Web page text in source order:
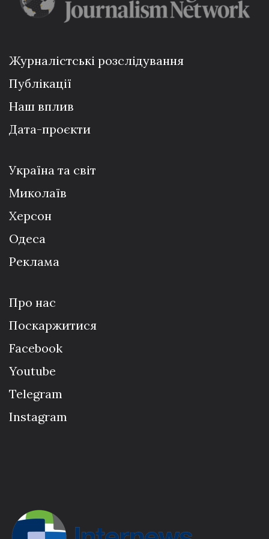
Журналістські розслідування
Публікації
Наш вплив
Дата-проєкти
Україна та світ
Миколаїв
Херсон
Одеса
Реклама
Про нас
Поскаржитися
Facebook
Youtube
Telegram
Instagram